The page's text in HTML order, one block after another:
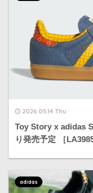
2026.05.14 Thu
Toy Story x adidas
り発売予定 ［LA3985
adidas